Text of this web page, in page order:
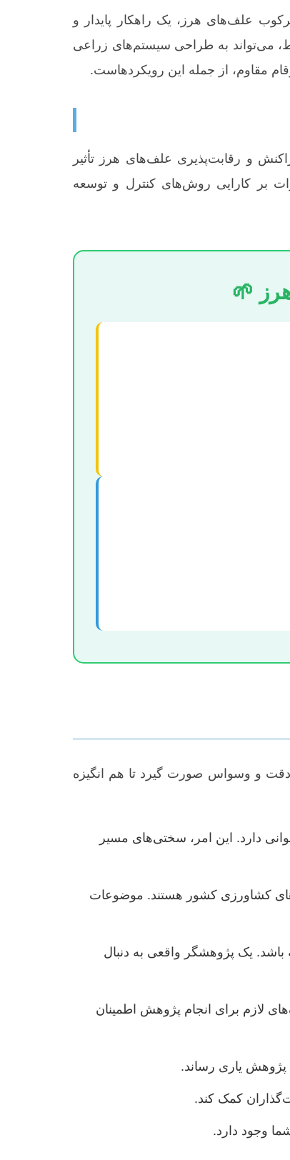
علف‌های هرز، یک راهکار پایدار و
می‌تواند به طراحی سیستم‌های زراعی
مقاوم، از جمله این رویکردهاست.
و رقابت‌پذیری علف‌های هرز تأثیر
بر کارایی روش‌های کنترل و توسعه
🌱
دقت و وسواس صورت گیرد تا هم انگیزه
دارد. این امر، سختی‌های مسیر
کشاورزی کشور هستند. موضوعات
باشد. یک پژوهشگر واقعی به دنبال
لازم برای انجام پژوهش اطمینان
پژوهش یاری رساند.
کمک کند.
وجود دارد.